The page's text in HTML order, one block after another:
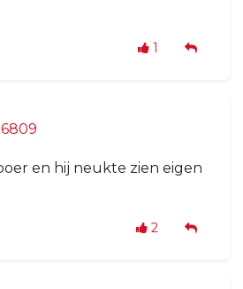
1
en hij neukte zien eigen
2